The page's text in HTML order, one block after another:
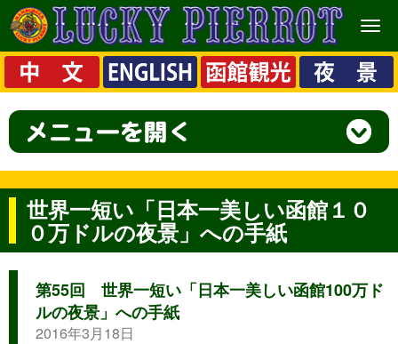
メ
ニ
ュ
ー
世界一短い「日本一美しい函館１０
０万ドルの夜景」への手紙
第55回 世界一短い「日本一美しい函館100万ド
ルの夜景」への手紙
2016年3月18日